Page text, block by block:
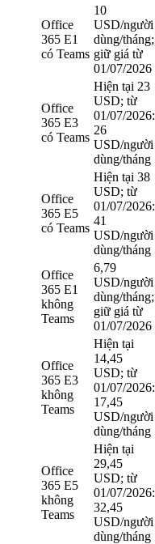
Office
365 E1
có Teams
10
USD/người
dùng/tháng;
giữ giá từ
01/07/2026
Office
365 E3
có Teams
Hiện tại 23
USD; từ
01/07/2026:
26
USD/người
dùng/tháng
Office
365 E5
có Teams
Hiện tại 38
USD; từ
01/07/2026:
41
USD/người
dùng/tháng
Office
365 E1
không
Teams
6,79
USD/người
dùng/tháng;
giữ giá từ
01/07/2026
Office
365 E3
không
Teams
Hiện tại
14,45
USD; từ
01/07/2026:
17,45
USD/người
dùng/tháng
Office
365 E5
không
Teams
Hiện tại
29,45
USD; từ
01/07/2026:
32,45
USD/người
dùng/tháng